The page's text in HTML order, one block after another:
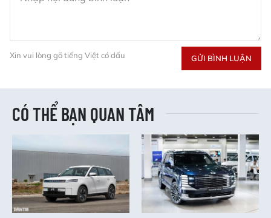
Xin vui lòng gõ tiếng Việt có dấu GỬI BÌNH LUẬN
CÓ THỂ BẠN QUAN TÂM